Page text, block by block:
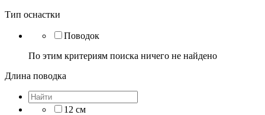
Тип оснастки
Поводок
По этим критериям поиска ничего не найдено
Длина поводка
12 см